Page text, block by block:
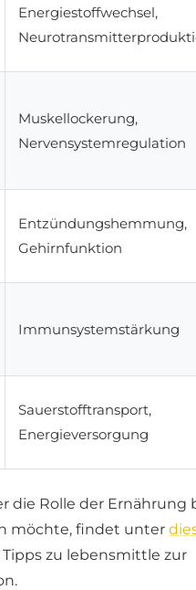
Energiestoffwechsel,
Muskellockerung,
Nervensystemregulation
Entzündungshemmung,
Gehirnfunktion
Immunsystemstärkung
Sauerstofftransport,
Energieversorgung
die Rolle der Ernährung
möchte, findet unter
zu lebensmittle zur